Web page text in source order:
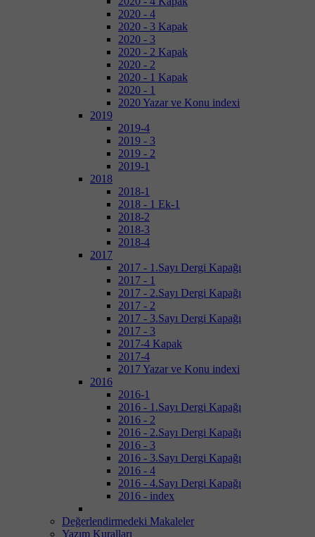
2020 - 4
2020 - 3 Kapak
2020 - 3
2020 - 2 Kapak
2020 - 2
2020 - 1 Kapak
2020 - 1
2020 Yazar ve Konu indexi
2019
2019-4
2019 - 3
2019 - 2
2019-1
2018
2018-1
2018 - 1 Ek-1
2018-2
2018-3
2018-4
2017
2017 - 1.Sayı Dergi Kapağı
2017 - 1
2017 - 2.Sayı Dergi Kapağı
2017 - 2
2017 - 3.Sayı Dergi Kapağı
2017 - 3
2017-4 Kapak
2017-4
2017 Yazar ve Konu indexi
2016
2016-1
2016 - 1.Sayı Dergi Kapağı
2016 - 2
2016 - 2.Sayı Dergi Kapağı
2016 - 3
2016 - 3.Sayı Dergi Kapağı
2016 - 4
2016 - 4.Sayı Dergi Kapağı
2016 - index
Değerlendirmedeki Makaleler
Yazım Kuralları